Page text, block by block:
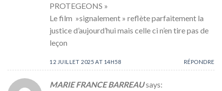
PROTEGEONS »
Le film »signalement » reflète parfaitement la
justice d’aujourd’hui mais celle ci n’en tire pas de
leçon
12 JUILLET 2025 AT 14H58 RÉPONDRE
MARIE FRANCE BARREAUsays: